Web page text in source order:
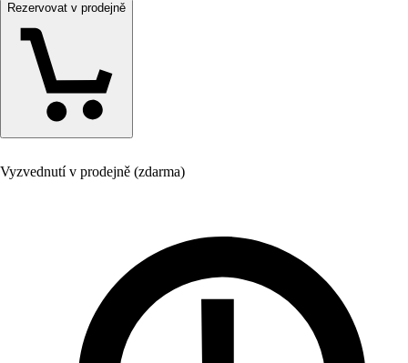
Rezervovat v prodejně
Vyzvednutí v prodejně (zdarma)